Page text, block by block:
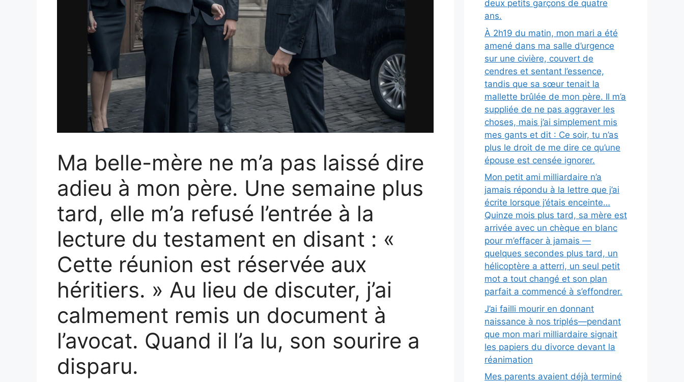
Ma belle-mère ne m’a pas laissé dire
adieu à mon père. Une semaine plus
tard, elle m’a refusé l’entrée à la
lecture du testament en disant : «
Cette réunion est réservée aux
héritiers. » Au lieu de discuter, j’ai
calmement remis un document à
l’avocat. Quand il l’a lu, son sourire a
disparu.
deux petits garçons de quatre
ans.
À 2h19 du matin, mon mari a été
amené dans ma salle d’urgence
sur une civière, couvert de
cendres et sentant l’essence,
tandis que sa sœur tenait la
mallette brûlée de mon père. Il m’a
suppliée de ne pas aggraver les
choses, mais j’ai simplement mis
mes gants et dit : Ce soir, tu n’as
plus le droit de me dire ce qu’une
épouse est censée ignorer.
Mon petit ami milliardaire n’a
jamais répondu à la lettre que j’ai
écrite lorsque j’étais enceinte…
Quinze mois plus tard, sa mère est
arrivée avec un chèque en blanc
pour m’effacer à jamais —
quelques secondes plus tard, un
hélicoptère a atterri, un seul petit
mot a tout changé et son plan
parfait a commencé à s’effondrer.
J’ai failli mourir en donnant
naissance à nos triplés—pendant
que mon mari milliardaire signait
les papiers du divorce devant la
réanimation
Mes parents avaient déjà terminé